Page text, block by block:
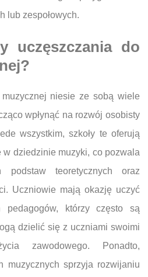
lub zespołowych.
uczęszczania do
muzycznej niesie ze sobą wiele
wpłynąć na rozwój osobisty
wszystkim, szkoły te oferują
w dziedzinie muzyki, co pozwala
podstaw teoretycznych oraz
Uczniowie mają okazję uczyć
pedagogów, którzy często są
dzielić się z uczniami swoimi
zawodowego. Ponadto,
muzycznych sprzyja rozwijaniu